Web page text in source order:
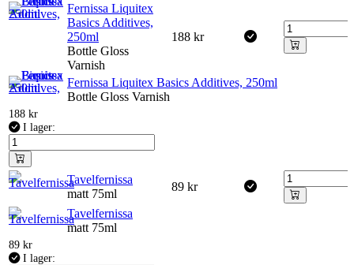
Fernissa Liquitex
Basics Additives,
250ml
Bottle Gloss
Varnish
188 kr
Fernissa Liquitex Basics Additives, 250ml
Bottle Gloss Varnish
188 kr
I lager:
Tavelfernissa
matt 75ml
89 kr
Tavelfernissa
matt 75ml
89 kr
I lager: